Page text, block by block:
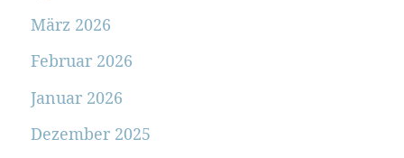
März 2026
Februar 2026
Januar 2026
Dezember 2025